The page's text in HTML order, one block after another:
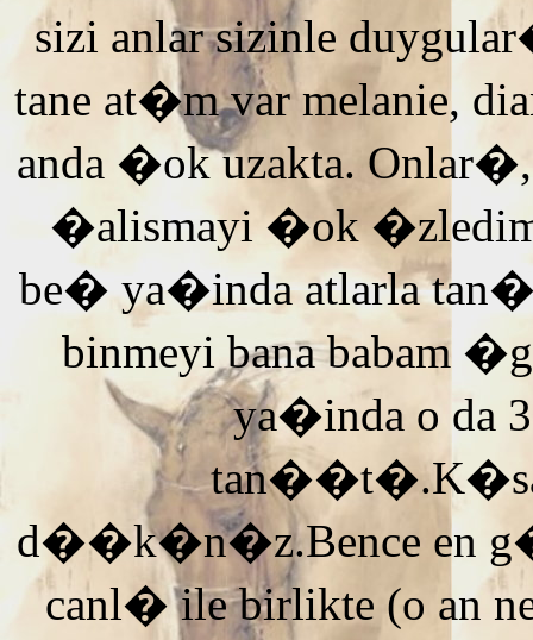
sizi anlar sizinle
tane at�m var melanie,
anda �ok uzakta.
�alismayi �ok
be� ya�inda atlarla
binmeyi bana babam
ya�inda o da
d��k�n�z.Bence en
canl� ile birlikte (o an